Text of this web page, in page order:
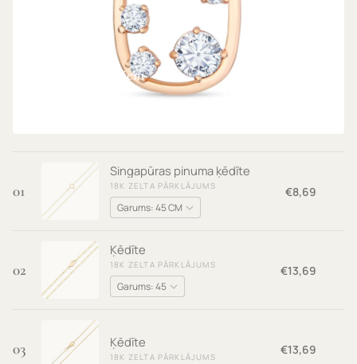
Kulons ar kristāliem
01
Singapūras pinuma ķēdīte
18K ZELTA PĀRKLĀJUMS €8,69
02
Ķēdīte
18K ZELTA PĀRKLĀJUMS €13,69
03 Ķēdīte
18K ZELTA PĀRKLĀJUMS
€13,69